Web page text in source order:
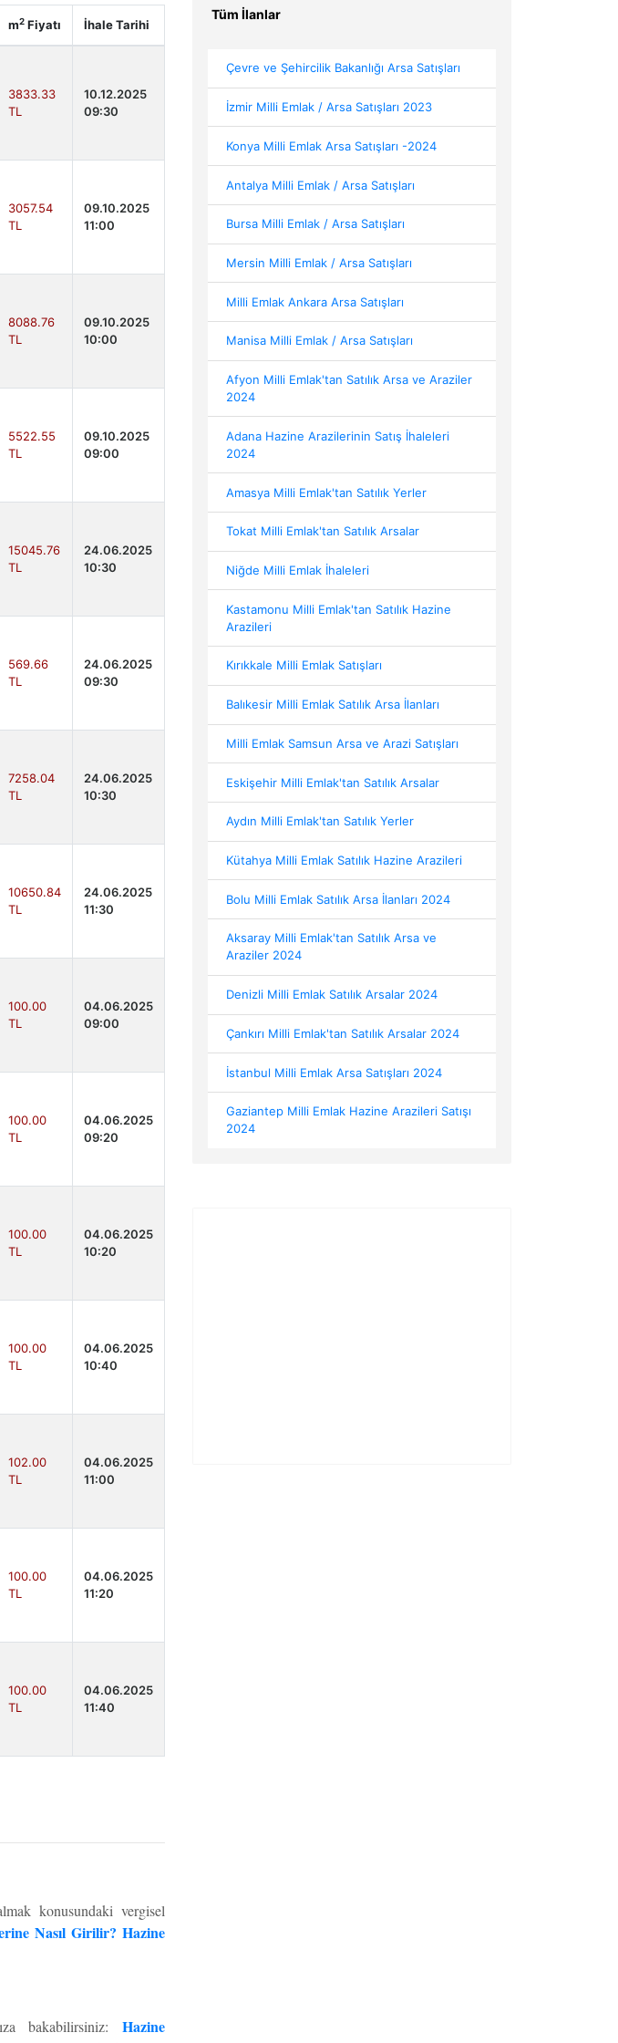
m2 Fiyatı İhale Tarihi
3833.33
TL
10.12.2025
09:30
3057.54
TL
09.10.2025
11:00
8088.76
TL
09.10.2025
10:00
5522.55
TL
09.10.2025
09:00
15045.76
TL
24.06.2025
10:30
569.66
TL
24.06.2025
09:30
7258.04
TL
24.06.2025
10:30
10650.84
TL
24.06.2025
11:30
100.00
TL
04.06.2025
09:00
100.00
TL
04.06.2025
09:20
100.00
TL
04.06.2025
10:20
100.00
TL
04.06.2025
10:40
102.00
TL
04.06.2025
11:00
100.00
TL
04.06.2025
11:20
100.00
TL
04.06.2025
11:40
konusundaki vergisel
Nasıl Girilir? Hazine
bakabilirsiniz: Hazine
Tüm İlanlar
Çevre ve Şehircilik Bakanlığı Arsa Satışları
İzmir Milli Emlak / Arsa Satışları 2023
Konya Milli Emlak Arsa Satışları -2024
Antalya Milli Emlak / Arsa Satışları
Bursa Milli Emlak / Arsa Satışları
Mersin Milli Emlak / Arsa Satışları
Milli Emlak Ankara Arsa Satışları
Manisa Milli Emlak / Arsa Satışları
Afyon Milli Emlak'tan Satılık Arsa ve Araziler
2024
Adana Hazine Arazilerinin Satış İhaleleri
2024
Amasya Milli Emlak'tan Satılık Yerler
Tokat Milli Emlak'tan Satılık Arsalar
Niğde Milli Emlak İhaleleri
Kastamonu Milli Emlak'tan Satılık Hazine
Arazileri
Kırıkkale Milli Emlak Satışları
Balıkesir Milli Emlak Satılık Arsa İlanları
Milli Emlak Samsun Arsa ve Arazi Satışları
Eskişehir Milli Emlak'tan Satılık Arsalar
Aydın Milli Emlak'tan Satılık Yerler
Kütahya Milli Emlak Satılık Hazine Arazileri
Bolu Milli Emlak Satılık Arsa İlanları 2024
Aksaray Milli Emlak'tan Satılık Arsa ve
Araziler 2024
Denizli Milli Emlak Satılık Arsalar 2024
Çankırı Milli Emlak'tan Satılık Arsalar 2024
İstanbul Milli Emlak Arsa Satışları 2024
Gaziantep Milli Emlak Hazine Arazileri Satışı
2024